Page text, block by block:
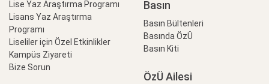
Lise Yaz Araştırma Programı
Lisans Yaz Araştırma
Programı
Liseliler için Özel Etkinlikler
Kampüs Ziyareti
Bize Sorun
Basın
Basın Bültenleri
Basında ÖzÜ
Basın Kiti
ÖzÜ Ailesi